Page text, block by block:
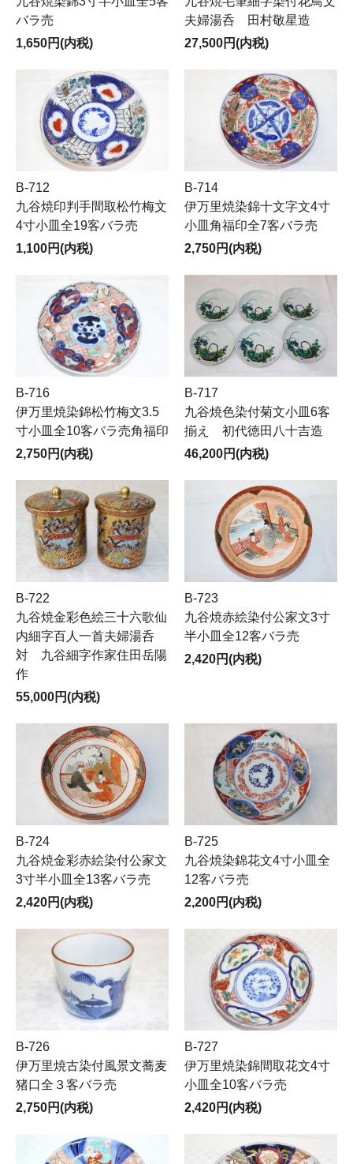
バラ売
1,650円(内税)
夫婦湯呑 田村敬星造
27,500円(内税)
B-712
九谷焼印判手間取松竹梅文
4寸小皿全19客バラ売
1,100円(内税)
B-714
伊万里焼染錦十文字文4寸
小皿角福印全7客バラ売
2,750円(内税)
B-716
伊万里焼染錦松竹梅文3.5
寸小皿全10客バラ売角福印
2,750円(内税)
B-717
九谷焼色染付菊文小皿6客
揃え 初代徳田八十吉造
46,200円(内税)
B-722
九谷焼金彩色絵三十六歌仙
内細字百人一首夫婦湯呑
対 九谷細字作家住田岳陽
作
55,000円(内税)
B-723
九谷焼赤絵染付公家文3寸
半小皿全12客バラ売
2,420円(内税)
B-724
九谷焼金彩赤絵染付公家文
3寸半小皿全13客バラ売
2,420円(内税)
B-725
九谷焼染錦花文4寸小皿全
12客バラ売
2,200円(内税)
B-726
伊万里焼古染付風景文蕎麦
猪口全３客バラ売
2,750円(内税)
B-727
伊万里焼染錦間取花文4寸
小皿全10客バラ売
2,420円(内税)